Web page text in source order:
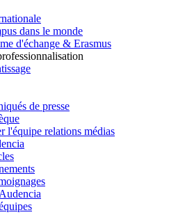
dans le monde
d'échange & Erasmus
de presse
l'équipe relations médias